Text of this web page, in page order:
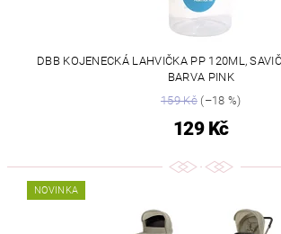
DBB KOJENECKÁ LAHVIČKA PP 120ML,
BARVA PINK
159 Kč(–18 %)
129 Kč
NOVINKA